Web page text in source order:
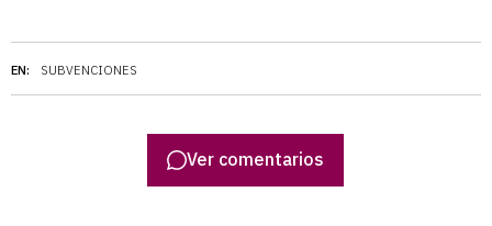
EN: SUBVENCIONES
Ver comentarios